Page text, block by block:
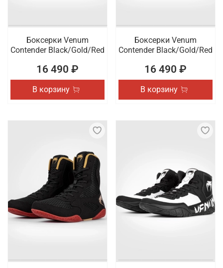
Боксерки Venum
Contender Black/Gold/Red
16 490 ₽
В корзину
Боксерки Venum
Contender Black/Gold/Red
16 490 ₽
В корзину